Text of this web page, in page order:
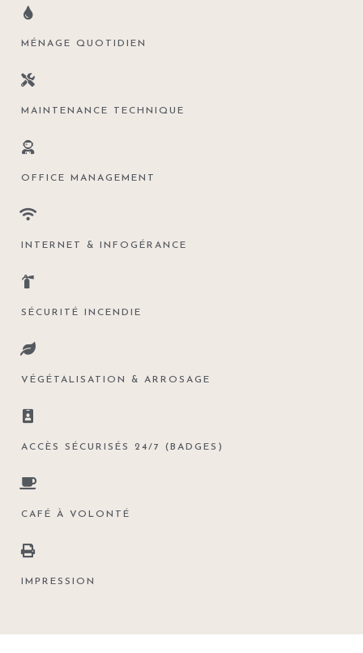
MÉNAGE QUOTIDIEN
MAINTENANCE TECHNIQUE
OFFICE MANAGEMENT
INTERNET & INFOGÉRANCE
SÉCURITÉ INCENDIE
VÉGÉTALISATION & ARROSAGE
ACCÈS SÉCURISÉS 24/7 (BADGES)
CAFÉ À VOLONTÉ
IMPRESSION